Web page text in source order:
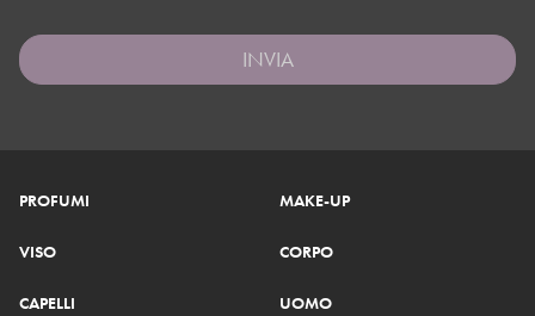
INVIA
PROFUMI MAKE-UP
VISO CORPO
CAPELLI UOMO